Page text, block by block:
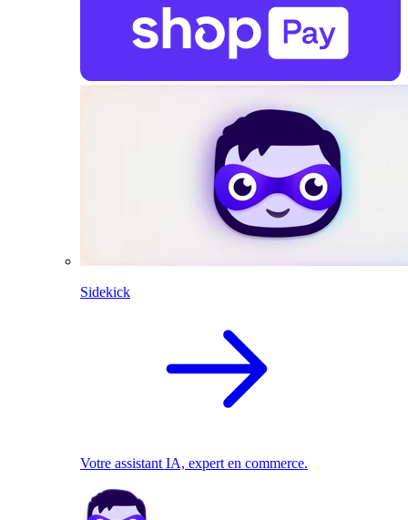
Sidekick
Votre assistant IA, expert en commerce.